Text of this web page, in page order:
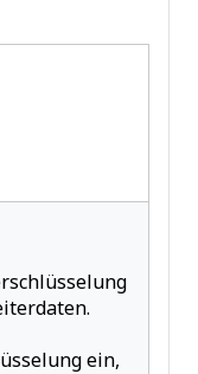
ein,